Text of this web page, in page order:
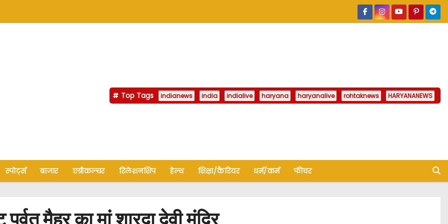
Top Tags indianews india indialive haryana haryanalive rohtaknews HARYANANEWS
स्पोर्ट्स बाजार एग्रीकल्चर रिलेशनशिप हेल्थ शिक्षा/कैरियर धर्म/कर्म फीचर